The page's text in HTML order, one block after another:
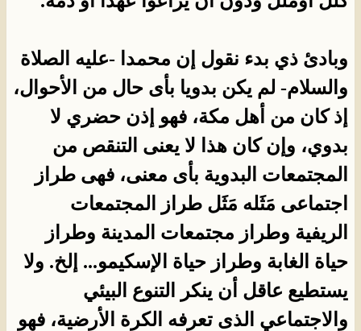
وبادئ ذي بدء نقول إن محمدا -عليه الصلاة
والسلام- لم يكن بدويا بأى حال من الأحوال،
إذ كان من أهل مكة، فهو إذن حضري لا
بدوي، وإن كان هذا لا يعنى التنقص من
المجتمعات البدوية بأى معنى، فهى طراز
اجتماعى مَثَله مَثَل طراز المجتمعات
الريفية وطراز مجتمعات المدينة وطراز
حياة الغابة وطراز حياة الإسكيمو... إلخ. ولا
يستطيع عاقل أن ينكر التنوع البيئي
والاجتماعي الذى تعرفه الكرة الأرضية، فهو